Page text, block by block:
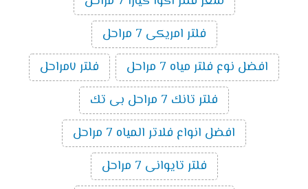
فلتر امريكى 7 مراحل
افضل نوع فلتر مياه 7 مراحل
فلتر ٧مراحل
فلتر تانك 7 مراحل بى تك
افضل انواع فلاتر المياه 7 مراحل
فلتر تايوانى 7 مراحل